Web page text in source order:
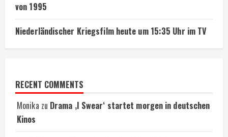
von 1995
Niederländischer Kriegsfilm heute um 15:35 Uhr im TV
RECENT COMMENTS
Monika zu Drama ‚I Swear‘ startet morgen in deutschen
Kinos